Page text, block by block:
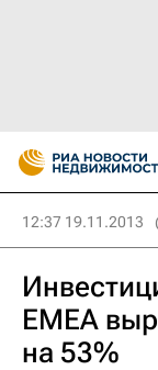
12:37 19.11.2013
EMEA
на 53%